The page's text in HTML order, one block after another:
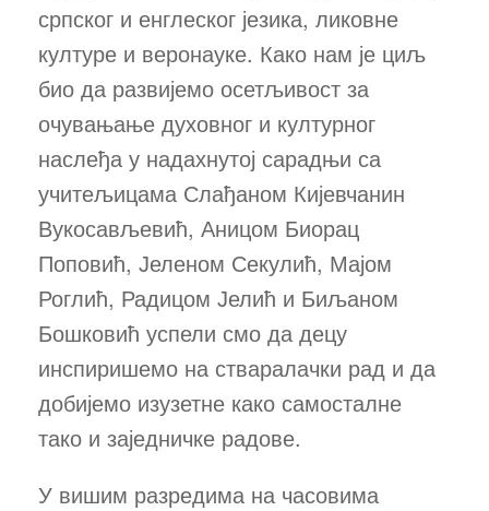
српског и енглеског језика, ликовне
културе и веронауке. Како нам је циљ
био да развијемо осетљивост за
очувањање духовног и културног
наслеђа у надахнутој сарадњи са
учитељицама Слађаном Кијевчанин
Вукосављевић, Аницом Биорац
Поповић, Јеленом Секулић, Мајом
Роглић, Радицом Јелић и Биљаном
Бошковић успели смо да децу
инспиришемо на стваралачки рад и да
добијемо изузетне како самосталне
тако и заједничке радове.
У вишим разредима на часовима